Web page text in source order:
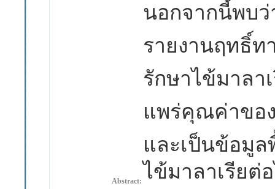
Abstract:
นอกจากนี้พ
รายงานฤทธิ์ท
รักษาไข้มาลา
แพร่คุณค่าขอ
และเป็นข้อมู
ไข้มาลาเรียต่